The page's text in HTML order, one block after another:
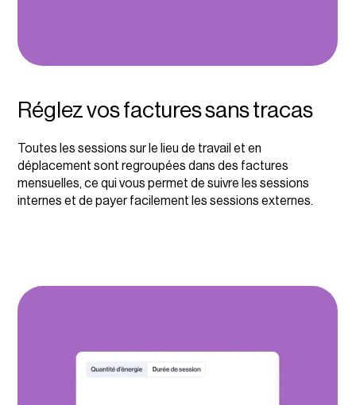
Réglez vos factures sans tracas
Toutes les sessions sur le lieu de travail et en
déplacement sont regroupées dans des factures
mensuelles, ce qui vous permet de suivre les sessions
internes et de payer facilement les sessions externes.